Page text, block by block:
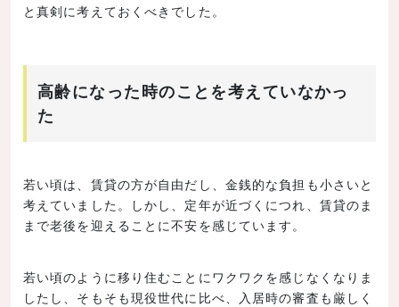
と真剣に考えておくべきでした。
高齢になった時のことを考えていなかっ
た
若い頃は、賃貸の方が自由だし、金銭的な負担も小さいと
考えていました。しかし、定年が近づくにつれ、賃貸のま
まで老後を迎えることに不安を感じています。
若い頃のように移り住むことにワクワクを感じなくなりま
したし、そもそも現役世代に比べ、入居時の審査も厳しく